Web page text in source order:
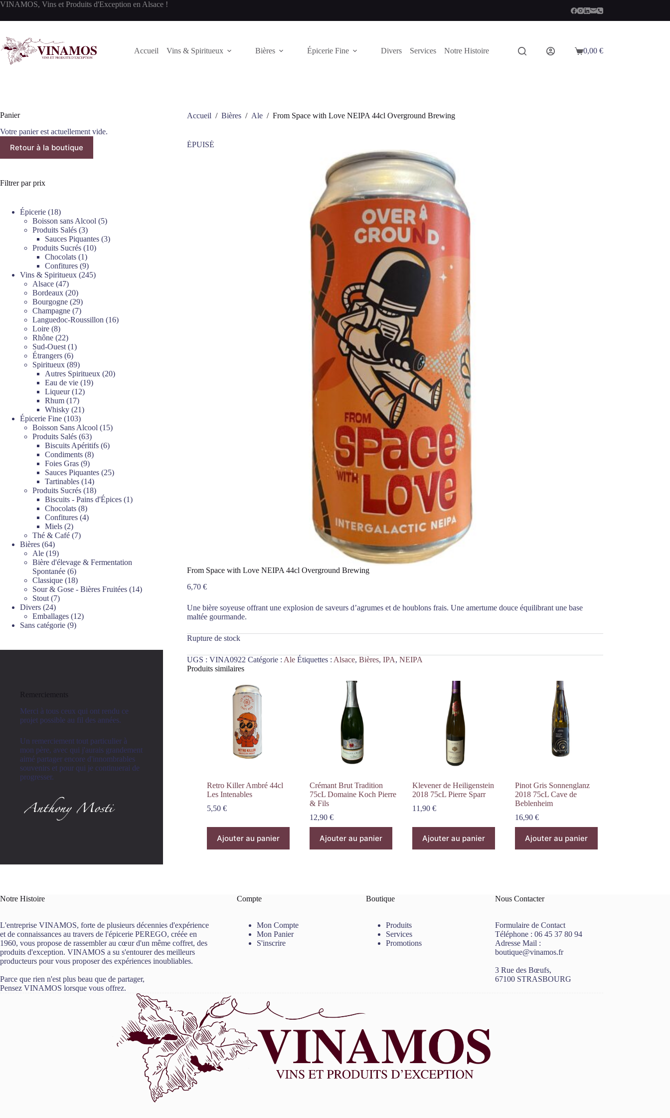
Passer
contenu
VINAMOS, Vins et Produits d'Exception en Alsace !
Accueil Vins & Spiritueux Bières Épicerie Fine Divers Services Notre Histoire
Panier
0,00 €
Accueil / Bières / Ale / From Space with Love NEIPA 44cl Overground Brewing
ÉPUISÉ
From Space with Love NEIPA 44cl Overground Brewing
6,70 €
Une bière soyeuse offrant une explosion de saveurs d’agrumes et de houblons frais. Une amertume douce équilibrant une base
maltée gourmande.
Rupture de stock
UGS : VINA0922 Catégorie : Ale Étiquettes : Alsace, Bières, IPA, NEIPA
Produits similaires
Retro Killer Ambré 44cl
Les Intenables
5,50 €
Ajouter au panier
Crémant Brut Tradition
75cL Domaine Koch Pierre
& Fils
12,90€
Ajouter au panier
Klevener de Heiligenstein
2018 75cL Pierre Sparr
11,90€
Ajouter au panier
Pinot Gris Sonnenglanz
2018 75cL Cave de
Beblenheim
16,90€
Ajouter au panier
Panier
Votre panier est actuellement vide.
Retour à la boutique
Filtrer par prix
Épicerie 1818
produits
Boisson sans Alcool 55
Produits Salés 33
produits
Sauces Piquantes 33
Produits Sucrés 1010
Chocolats 11
produit
Confitures 99
produits
Vins & Spiritueux 245245
Alsace 4747
produits
Bordeaux 2020
produits
Bourgogne 2929
produits
Champagne 77
produits
Languedoc-Roussillon 1616
Loire 88
produits
Rhône 2222
produits
Sud-Ouest 11
Étrangers 66
produits
Spiritueux 8989
produits
Autres Spiritueux 2020
Eau de vie 1919
Liqueur 1212
Rhum 1717
produits
Whisky 2121
Épicerie Fine 103103
produits
Boisson Sans Alcool 1515
Produits Salés 6363
produits
Biscuits Apéritifs 66
Condiments 88
Foies Gras 99
produits
Sauces Piquantes 2525
Tartinables 1414
produits
Produits Sucrés 1818
produits
Biscuits - Pains d'Épices 11
Chocolats 88
produits
Confitures 44
Miels 22
produits
Thé & Café 77
Bières 6464
produits
Ale 1919
produits
Bière d'élevage & Fermentation
Spontanée 66
produits
Classique 1818
produits
Sour & Gose - Bières Fruitées 1414
Stout 77
Divers 2424
produits
Emballages 1212
Sans catégorie 99
Remerciements
Merci à tous ceux qui ont rendu ce
projet possible au fil des années.
Un remerciement tout particulier à
mon père, avec qui j'aurais grandement
aimé partager encore d'innombrables
souvenirs et pour qui je continuerai de
progresser.
Notre Histoire
L'entreprise VINAMOS, forte de plusieurs décennies d'expérience
et de connaissances au travers de l'épicerie PEREGO, créée en
1960, vous propose de rassembler au cœur d'un même coffret, des
produits d'exception. VINAMOS a su s'entourer des meilleurs
producteurs pour vous proposer des expériences inoubliables.
Parce que rien n'est plus beau que de partager,
Pensez VINAMOS lorsque vous offrez.
Compte
Mon Compte
Mon Panier
S'inscrire
Boutique
Produits
Services
Promotions
Nous Contacter
Formulaire de Contact
Téléphone :06 45 37 80 94
Adresse Mail :
boutique@vinamos.fr
3 Rue des Bœufs,
67100 STRASBOURG